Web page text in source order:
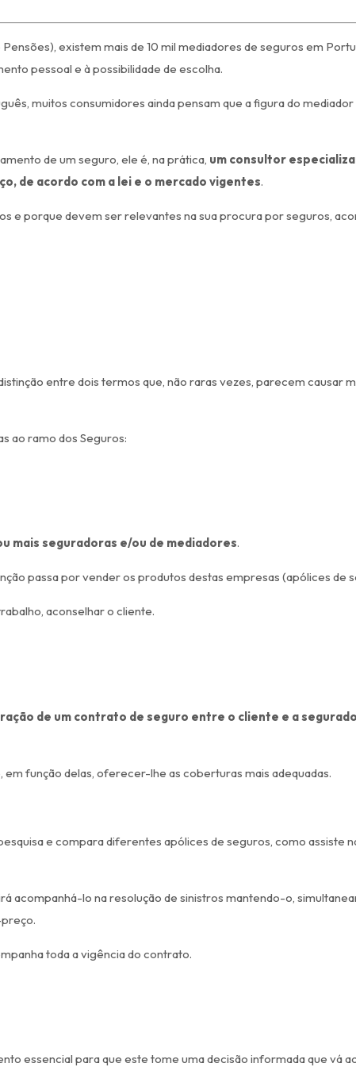
existem mais de 10 mil mediadores de seguros em
pessoal e à possibilidade de escolha.
muitos consumidores ainda pensam que a figura do
de um seguro, ele é, na prática, um consultor
de acordo com a lei e o mercado vigentes.
e porque devem ser relevantes na sua procura por seguros,
entre dois termos que, não raras vezes, parecem causar
ao ramo dos Seguros:
mais seguradoras e/ou de mediadores.
passa por vender os produtos destas empresas (apólices de
aconselhar o cliente.
de um contrato de seguro entre o cliente e a
função delas, oferecer-lhe as coberturas mais adequadas.
e compara diferentes apólices de seguros, como assiste
acompanhá-lo na resolução de sinistros mantendo-o,
toda a vigência do contrato.
essencial para que este tome uma decisão informada que vá